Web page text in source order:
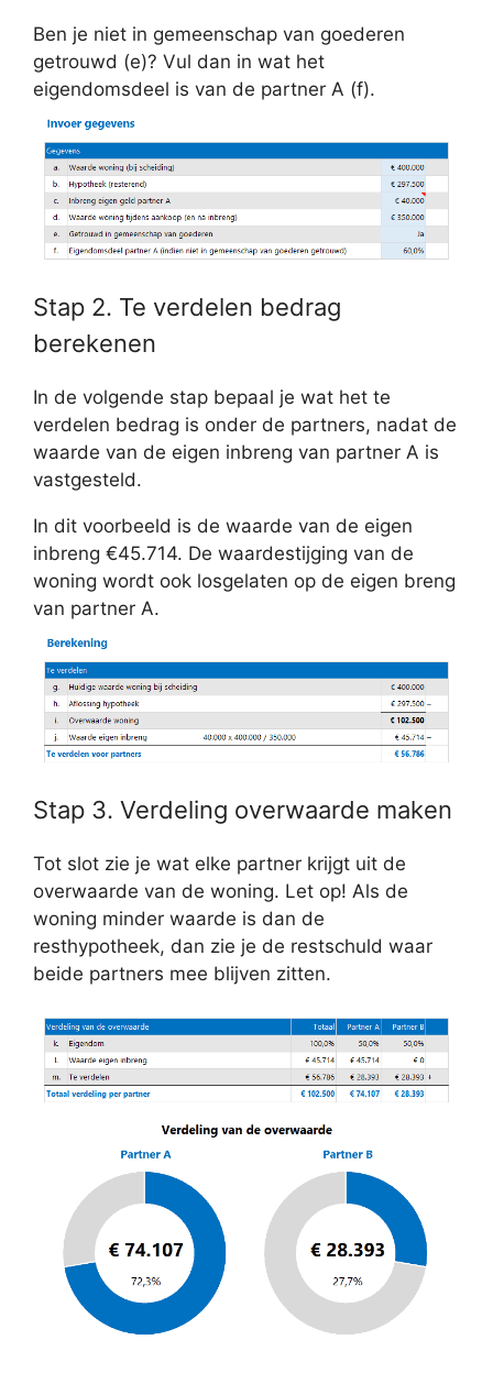
Ben je niet in gemeenschap van goederen
getrouwd (e)? Vul dan in wat het
eigendomsdeel is van de partner A (f).
Stap 2. Te verdelen bedrag
berekenen
In de volgende stap bepaal je wat het te
verdelen bedrag is onder de partners, nadat de
waarde van de eigen inbreng van partner A is
vastgesteld.
In dit voorbeeld is de waarde van de eigen
inbreng €45.714. De waardestijging van de
woning wordt ook losgelaten op de eigen breng
van partner A.
Stap 3. Verdeling overwaarde maken
Tot slot zie je wat elke partner krijgt uit de
overwaarde van de woning. Let op! Als de
woning minder waarde is dan de
resthypotheek, dan zie je de restschuld waar
beide partners mee blijven zitten.